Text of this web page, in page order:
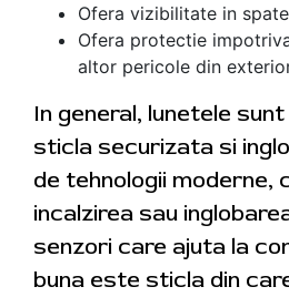
Ofera vizibilitate in
Ofera protectie
altor pericole din
In general, lunetele
sticla securizata si
de tehnologii moderne,
incalzirea sau
senzori care ajuta la
buna este sticla din